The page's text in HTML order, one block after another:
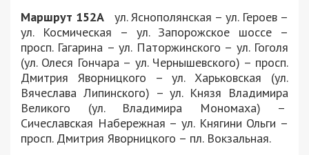
Маршрут 152А ул. Яснополянская – ул. Героев –
ул. Космическая – ул. Запорожское шоссе –
просп. Гагарина – ул. Паторжинского – ул. Гоголя
(ул. Олеся Гончара – ул. Чернышевского) – просп.
Дмитрия Яворницкого – ул. Харьковская (ул.
Вячеслава Липинского) – ул. Князя Владимира
Великого (ул. Владимира Мономаха) –
Сичеславская Набережная – ул. Княгини Ольги –
просп. Дмитрия Яворницкого – пл. Вокзальная.